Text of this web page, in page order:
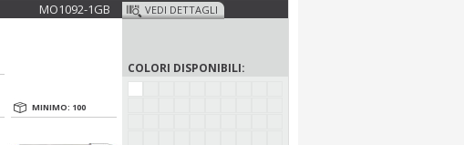
MO1092-1GB
MINIMO: 100
VEDI DETTAGLI
COLORI DISPONIBILI: